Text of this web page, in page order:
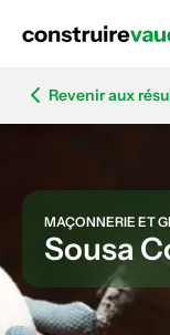
Revenir aux
MAÇONNERIE ET
Sousa